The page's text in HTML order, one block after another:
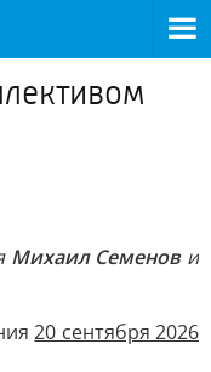
Михаил Семенови
20 сентября 2026